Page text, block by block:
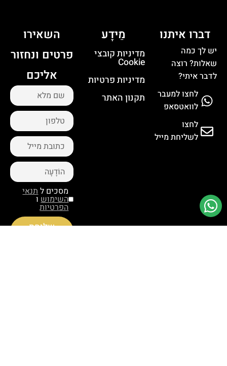
השאירו
פרטים ונחזור
אליכם
מסכים לתנאי
השימושו
הפרטיות
שליחת
מֵידָע
מדיניות קובצי
Cookie
מדיניות פרטיות
תקנון האתר
דברו איתנו
יש לך כמה
שאלות? רוצה
לדבר איתי?
לחצו למעבר
לוואטסאפ
לחצו
לשליחת מייל